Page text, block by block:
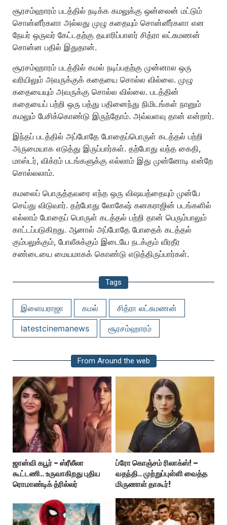
சூரசம்ஹாரம் படத்தில் நடிக்க கமலுக்கு ஒன்லைன் மட்டும்
சொன்னீர்களா அல்லது முழு கதையும் சொன்னீர்களா என
நேயர் ஒருவர் கேட்டதற்கு தயாரிப்பாளர் சித்ரா லட்சுமணன்
சொன்ன பதில் இதுதான்.
சூரசம்ஹாரம் படத்தில் கமல் நடிப்பதற்கு முன்னால ஒரு
வரியிலும் அவருக்குக் கதையை சொல்ல வில்லை. முழு
கதையையும் அவருக்கு சொல்ல வில்லை. படத்தின்
கதையைப் பற்றி ஒரு பத்து பதினைந்து நிமிடங்கள் நானும்
கமலும் பேசிக்கொண்டு இருந்தோம். அவ்வளவு தான் என்றார்.
இந்தப் படத்தில் அப்போதே போதைப்பொருள் கடத்தல் பற்றி
அருமையாக எடுத்து இருப்பார்கள். தற்போது வந்த கைதி,
மாஸ்டர், விக்ரம் படங்களுக்கு எல்லாம் இது முன்னோடி என்றே
சொல்லலாம்.
கமலைப் பொருத்தவரை எந்த ஒரு விஷயத்தையும் முன்பே
செய்து விடுவார். தற்போது லோகேஷ் கனகராஜின் படங்களில்
எல்லாம் போதைப் பொருள் கடத்தல் பற்றி தான் பெரும்பாலும்
காட்டப்படுகிறது. ஆனால் அப்போதே போதைக் கடத்தல்
கும்பலுக்கும், போலீசுக்கும் இடையே நடக்கும் வீரதீர
சண்டையை மையமாகக் கொண்டு எடுத்திருப்பார்கள்.
Tags
இளையராஜா கமல்
சித்ரா லட்சுமணன்
latestcinemanews
சூரசம்ஹாரம்
From Around the web
ஜான்வி கபூர் - ஸ்ரீலீலா
கூட்டணி.. உருவாகிறது புதிய
ரொமாண்டிக் த்ரில்லர்
ப்ரோ கொஞ்சம் ரிலாக்ஸ்! –
வதந்தி.. முற்றுப்புள்ளி வைத்த
மிருணாள் தாகூர்!